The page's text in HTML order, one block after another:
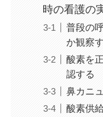
時の看護の
普段の
か観察
酸素を
認する
鼻カニ
酸素供